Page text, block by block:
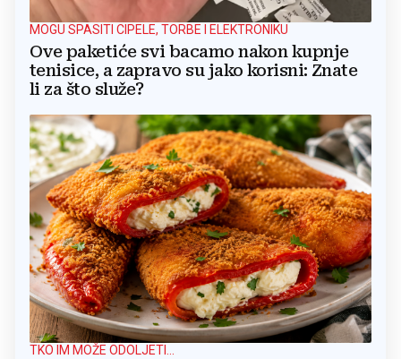
MOGU SPASITI CIPELE, TORBE I ELEKTRONIKU
Ove paketiće svi bacamo nakon kupnje
tenisice, a zapravo su jako korisni: Znate
li za što služe?
TKO IM MOŽE ODOLJETI...